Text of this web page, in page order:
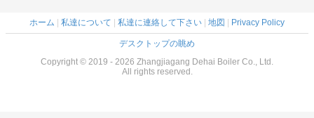
ホーム | 私達について | 私達に連絡して下さい | 地図 | Privacy Policy
デスクトップの眺め
Copyright © 2019 - 2026 Zhangjiagang Dehai Boiler Co., Ltd.
All rights reserved.